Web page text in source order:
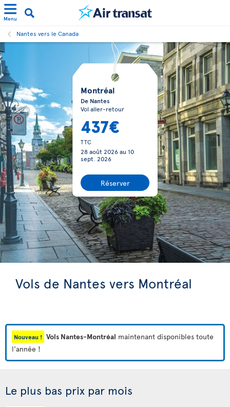
Menu
Nantes vers le Canada
Montréal
De Nantes
Vol aller-retour
437€
TTC
28 août 2026au 10
sept. 2026
Réserver
Vols de Nantes vers Montréal
Nouveau ! Vols Nantes-Montréal maintenant disponibles toute
l'année !
Le plus bas prix par mois